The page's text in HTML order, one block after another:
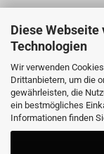
Diese Webseite
Technologien
Wir verwenden
Drittanbietern, um die
gewährleisten, die
ein bestmögliches
Informationen finden